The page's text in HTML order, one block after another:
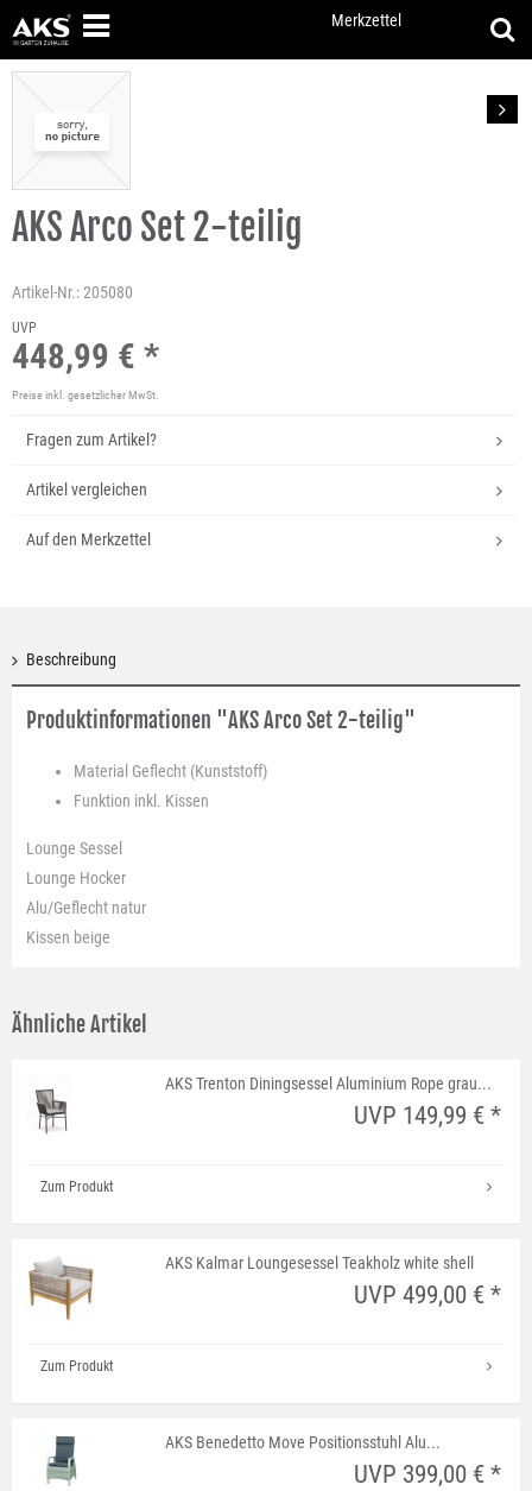
Merkzettel
Vor
AKS Arco Set 2-teilig
Artikel-Nr.:205080
UVP
448,99 € *
Preise inkl. gesetzlicher MwSt.
Fragen zum Artikel?
Artikel vergleichen
Auf den Merkzettel
Beschreibung
Produktinformationen "AKS Arco Set 2-teilig"
Material Geflecht (Kunststoff)
Funktion inkl. Kissen
Lounge Sessel
Lounge Hocker
Alu/Geflecht natur
Kissen beige
Ähnliche Artikel
AKS Trenton Diningsessel Aluminium Rope grau...
UVP 149,99 € *
Zum Produkt
AKS Kalmar Loungesessel Teakholz white shell
UVP 499,00 € *
Zum Produkt
AKS Benedetto Move Positionsstuhl Alu...
UVP 399,00 € *